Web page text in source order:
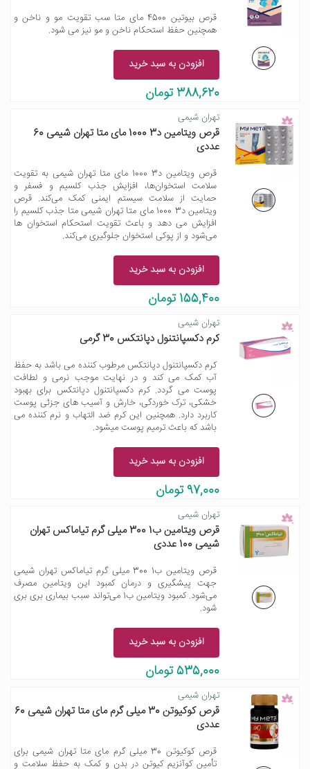
قرص بیوتین 4500 مای متا سب تقویت مو و ناخن و
همچنین حفظ استحکام ناخن و مو نیز می شود.
افزودن به سبد خرید
388,620 تومان
تهران شیمی
قرص ویتامین د3 1000 مای متا تهران شیمی 60
عددی
قرص ویتامین د3 1000 مای متا تهران شیمی به تقویت
سلامت استخوان‌ها، افزایش جذب کلسیم و فسفر و
حمایت از سلامت سیستم ایمنی کمک می‌کند. قرص
ویتامین د3 1000 مای متا تهران شیمی متا جذب کلسیم را
افزایش می دهد و باعث تقویت استحکام استخوان ها
می‌شود و از پوکی استخوان جلوگیری می‌کند.
افزودن به سبد خرید
155,400 تومان
تهران شیمی
کرم دکسپانتنول دپانتکس 30 گرمی
کرم دکسپانتنول دپانتکس مرطوب کننده می باشد به حفظ
آب کمک می کند و در نهایت موجب نرمی و لطافت
پوست می گردد. کرم دکسپانتنول دپانتکس برای بهبود
خشکی، ترک خوردگی، خارش و آسیب های جزئی پوست
کاربرد دارد. همچنین این کرم ضد التهاب و نرم کننده می
باشد که باعث ترمیم پوست میشود.
افزودن به سبد خرید
97,000 تومان
تهران شیمی
قرص ویتامین ب1 300 میلی گرم تیاماکس تهران
شیمی 100 عددی
قرص ویتامین ب1 300 میلی گرم تیاماکس تهران شیمی
جهت پیشگیری و درمان کمبود این ویتامین مصرف
می‌شود. کمبود ویتامین ب1 می‌تواند سبب بیماری بری بری
شود.
افزودن به سبد خرید
535,000 تومان
تهران شیمی
قرص کوکیوتن 30 میلی گرم مای متا تهران شیمی 60
عددی
قرص کوکیوتن 30 میلی گرم مای متا تهران شیمی برای
تأمین کوآنزیم کیوتن در بدن و کمک به حفظ سلامت و